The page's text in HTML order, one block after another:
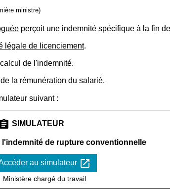
ministre)
perçoit une indemnité spécifique à la fin
légale de licenciement.
de l'indemnité.
la rémunération du salarié.
suivant :
assignment SIMULATEUR
l'indemnité de rupture conventionnelle
au simulateur open_in_new
Ministère chargé du travail